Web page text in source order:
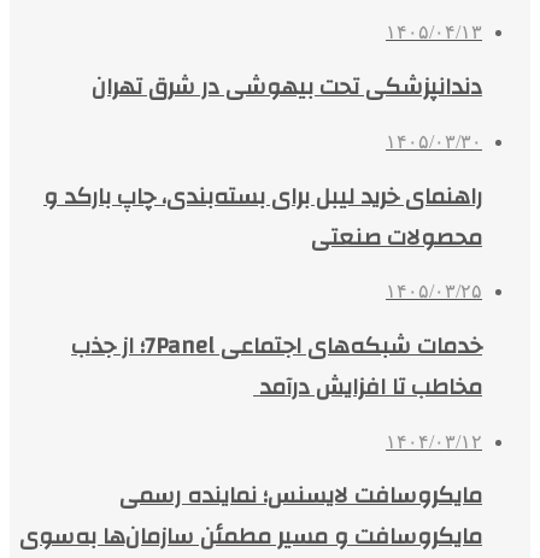
۱۴۰۵/۰۴/۱۳
دندانپزشکی تحت بیهوشی در شرق تهران
۱۴۰۵/۰۳/۳۰
راهنمای خرید لیبل برای بسته‌بندی، چاپ بارکد و
محصولات صنعتی
۱۴۰۵/۰۳/۲۵
خدمات شبکه‌های اجتماعی 7Panel؛ از جذب
مخاطب تا افزایش درآمد
۱۴۰۴/۰۳/۱۲
مایکروسافت لایسنس؛ نماینده رسمی
مایکروسافت و مسیر مطمئن سازمان‌ها به‌سوی